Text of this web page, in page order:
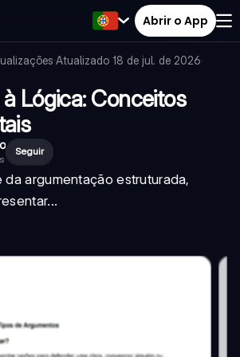
Abrir o App
·Atualizado 18 de jul. de 2026·
Lógica: Conceitos
Seguir
argumentação estruturada,